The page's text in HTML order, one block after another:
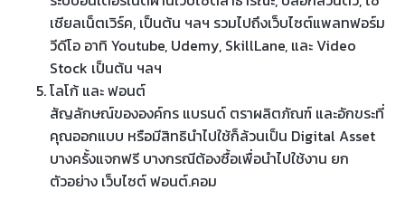
เชียลเน็ตเวิร์ค, เป็นต้น ฯลฯ รวมไปถึงเว็บไซต์แพลทฟอร์ม
วีดีโอ อาทิ Youtube, Udemy, SkillLane, และ Video
Stock เป็นต้น ฯลฯ
โลโก้ และ ฟอนต์
สัญลักษณ์ขององค์กร แบรนด์ ตราผลิตภัณฑ์ และอักขระที่
คุณออกแบบ หรือมีสิทธินำไปใช้ก็ล้วนเป็น Digital Asset
บางครั้งแจกฟรี บางกรณีต้องซื้อเพื่อนำไปใช้งาน ยก
ตัวอย่าง เว็บไซต์ ฟอนต์.คอม